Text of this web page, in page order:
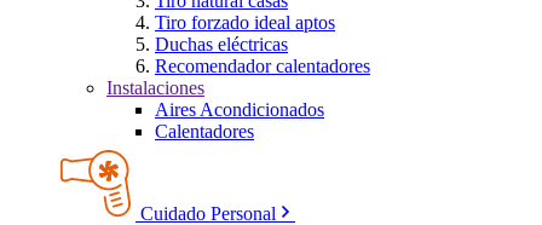
Tiro forzado ideal aptos
Duchas eléctricas
Recomendador calentadores
Instalaciones
Aires Acondicionados
Calentadores
Cuidado Personal